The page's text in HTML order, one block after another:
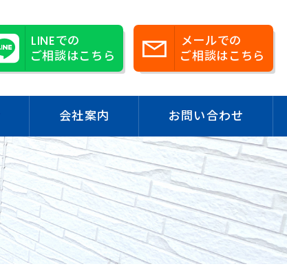
LINEでの
ご相談はこちら
メールでの
ご相談はこちら
会社案内 お問い合わせ